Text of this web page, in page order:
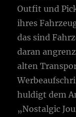
Outfit und
ihres
das sind
daran
alten
huldigt dem
„Nostalgic